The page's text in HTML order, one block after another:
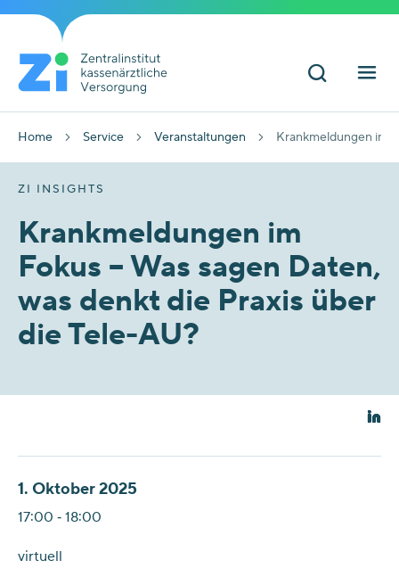
Home Service Veranstaltungen Krankmeldungen im
ZI INSIGHTS
Krankmeldungen im
Fokus – Was sagen Daten,
was denkt die Praxis über
die Tele-AU?
1. Oktober 2025
17:00 ‐ 18:00
virtuell